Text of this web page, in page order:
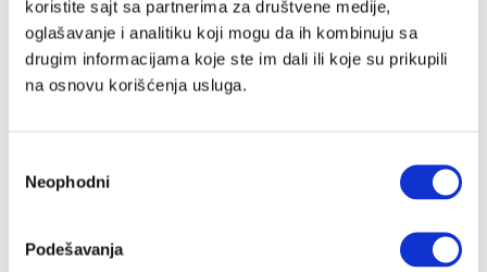
koristite sajt sa partnerima za društvene medije,
oglašavanje i analitiku koji mogu da ih kombinuju sa
drugim informacijama koje ste im dali ili koje su prikupili
na osnovu korišćenja usluga.
сагласности
Neophodni
Podešavanja